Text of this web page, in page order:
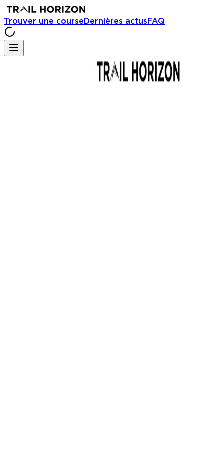
Trouver une courseDernières actusFAQ